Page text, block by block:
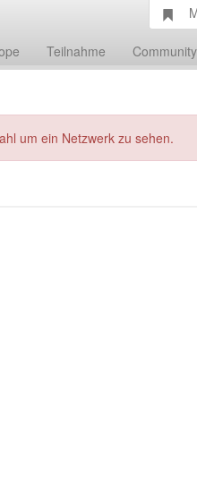
Teilnahme Community
um ein Netzwerk zu sehen.